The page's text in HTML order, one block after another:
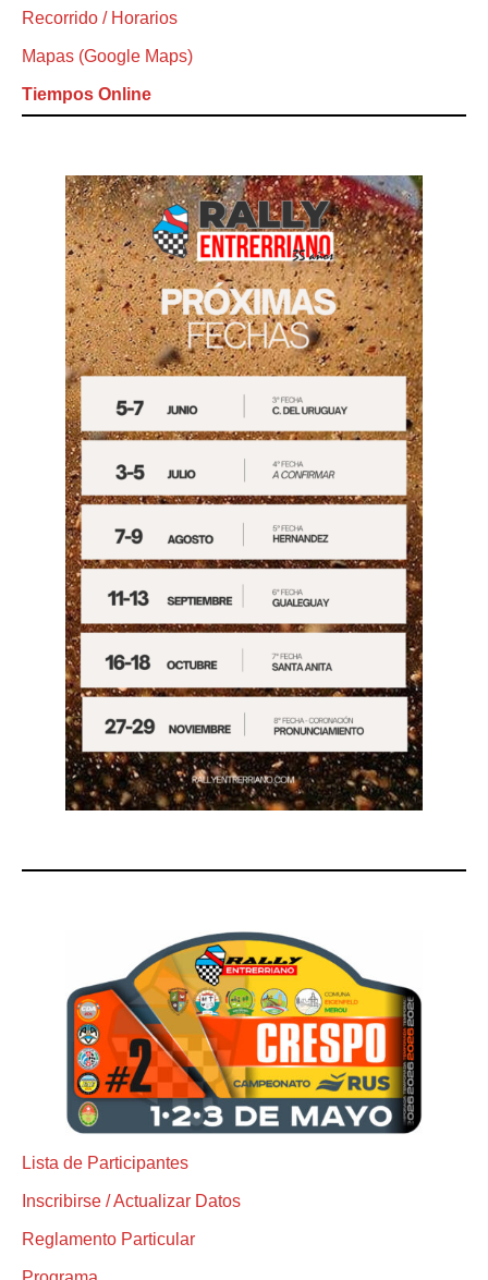
Recorrido / Horarios
Mapas (Google Maps)
Tiempos Online
Lista de Participantes
Inscribirse / Actualizar Datos
Reglamento Particular